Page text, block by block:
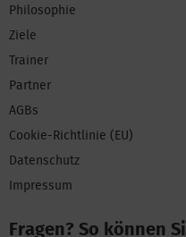
Philosophie
Ziele
Trainer
Partner
AGBs
Cookie-Richtlinie (EU)
Datenschutz
Impressum
Fragen? So können